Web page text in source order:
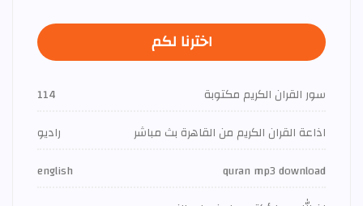
اخترنا لكم
سور القران الكريم مكتوبة
114
اذاعة القران الكريم من القاهرة بث مباشر
راديو
quran mp3 download
english